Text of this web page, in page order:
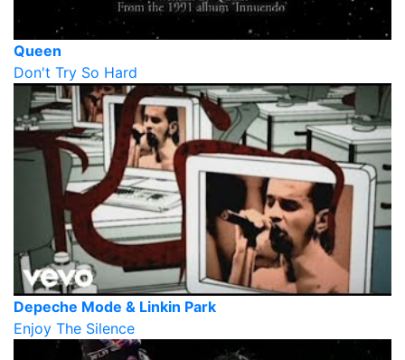
Queen
Don't Try So Hard
Depeche Mode & Linkin Park
Enjoy The Silence